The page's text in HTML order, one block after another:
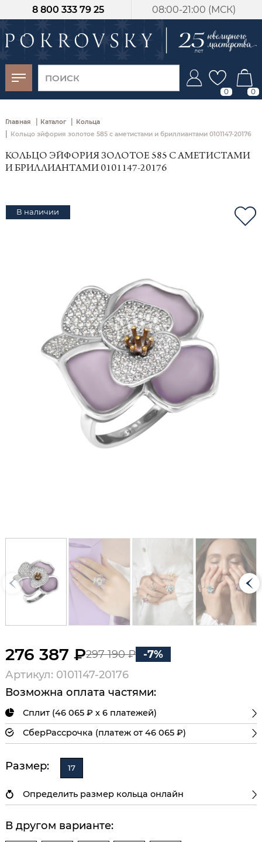
08:00-21:00 (МСК)
8 800 333 79 25
0 0
Главная | Каталог | Кольца
| Кольцо эйфория золотое 585 с аметистами и бриллиантами 0101147-20176
КОЛЬЦО ЭЙФОРИЯ ЗОЛОТОЕ 585 С АМЕТИСТАМИ
И БРИЛЛИАНТАМИ 0101147-20176
В наличии
276 387 ₽297 190 ₽
-7%
Артикул: 0101147-20176
Возможна оплата частями:
Сплит (46 065 ₽ х 6 платежей)
СберРассрочка (платеж от 46 065 ₽)
Размер: 17
Определить размер кольца онлайн
В другом варианте:
-30%
от 15 дней с
момента оплаты